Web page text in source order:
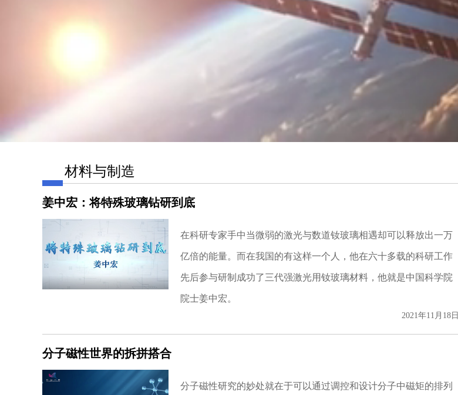
材料与制造
姜中宏：将特殊玻璃钻研到底
在科研专家手中当微弱的激光与数道钕玻璃相遇却可以释放出一万
亿倍的能量。而在我国的有这样一个人，他在六十多载的科研工作
先后参与研制成功了三代强激光用钕玻璃材料，他就是中国科学院
院士姜中宏。
2021年11月18日
分子磁性世界的拆拼搭合
分子磁性研究的妙处就在于可以通过调控和设计分子中磁矩的排列